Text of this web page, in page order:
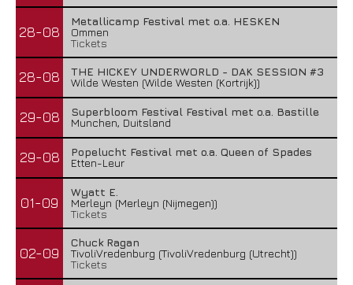
28-08
Metallicamp Festival met o.a. HESKEN
Ommen
Tickets
28-08
THE HICKEY UNDERWORLD - DAK SESSION #3
Wilde Westen (Wilde Westen (Kortrijk))
29-08
Superbloom Festival Festival met o.a. Bastille
Munchen, Duitsland
29-08
Popelucht Festival met o.a. Queen of Spades
Etten-Leur
01-09
Wyatt E.
Merleyn (Merleyn (Nijmegen))
Tickets
02-09
Chuck Ragan
TivoliVredenburg (TivoliVredenburg (Utrecht))
Tickets